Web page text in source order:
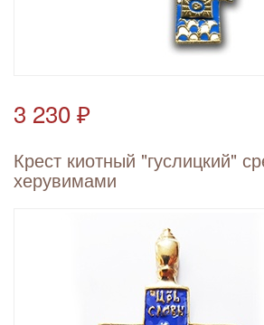
3 230 ₽
Крест киотный "гуслицкий"
херувимами